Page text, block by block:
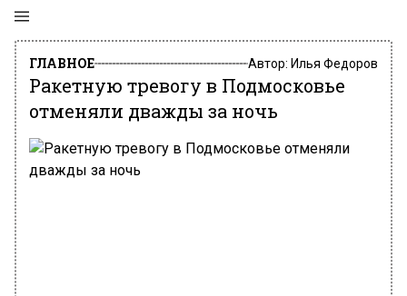
ГЛАВНОЕ Автор: Илья Федоров
Ракетную тревогу в Подмосковье
отменяли дважды за ночь